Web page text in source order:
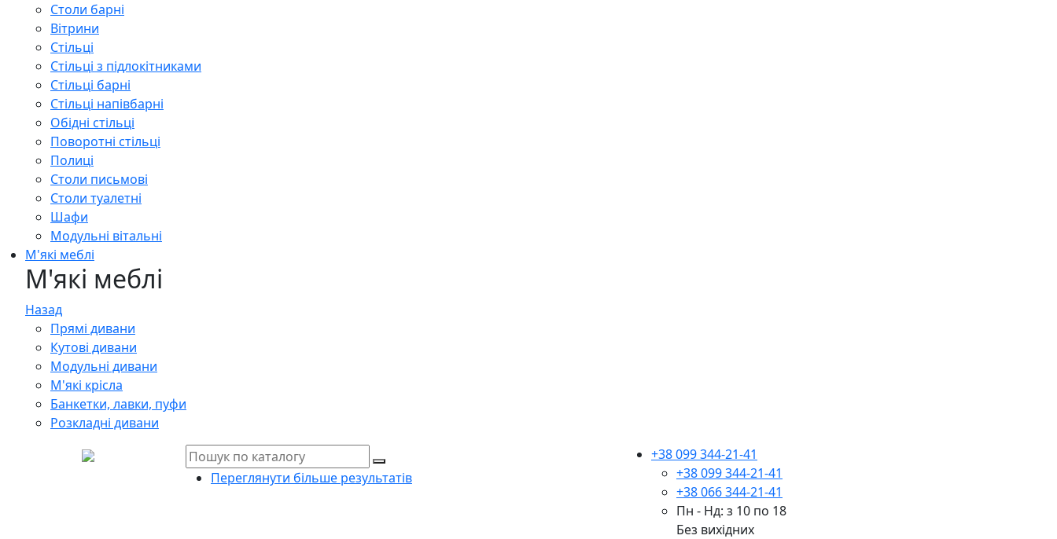
Столи барні
Вітрини
Стільці
Стільці з підлокітниками
Стільці барні
Стільці напівбарні
Обідні стільці
Поворотні стільці
Полиці
Столи письмові
Столи туалетні
Шафи
Модульні вітальні
М'які меблі
М'які меблі
Назад
Прямі дивани
Кутові дивани
Модульні дивани
М'які крісла
Банкетки, лавки, пуфи
Розкладні дивани
Переглянути більше результатів
+38 099 344-21-41
+38 099 344-21-41
+38 066 344-21-41
Пн - Нд: з 10 по 18
Без вихідних